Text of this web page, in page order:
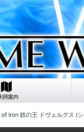
用案内
Iron 鉄の王 ドヴェルグス (